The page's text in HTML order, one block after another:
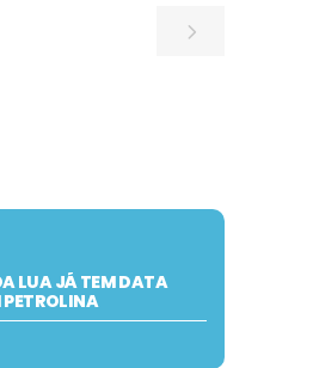
LUA JÁ TEM DATA